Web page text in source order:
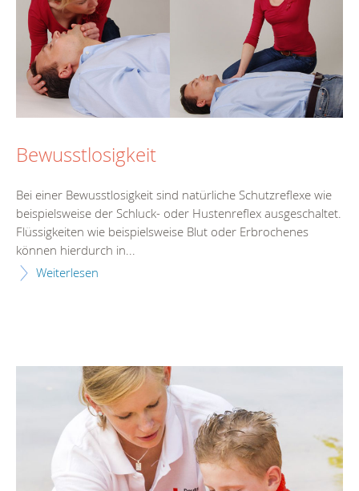
Bewusstlosigkeit
Bei einer Bewusstlosigkeit sind natürliche Schutzreflexe wie
beispielsweise der Schluck- oder Hustenreflex ausgeschaltet.
Flüssigkeiten wie beispielsweise Blut oder Erbrochenes
können hierdurch in...
Weiterlesen